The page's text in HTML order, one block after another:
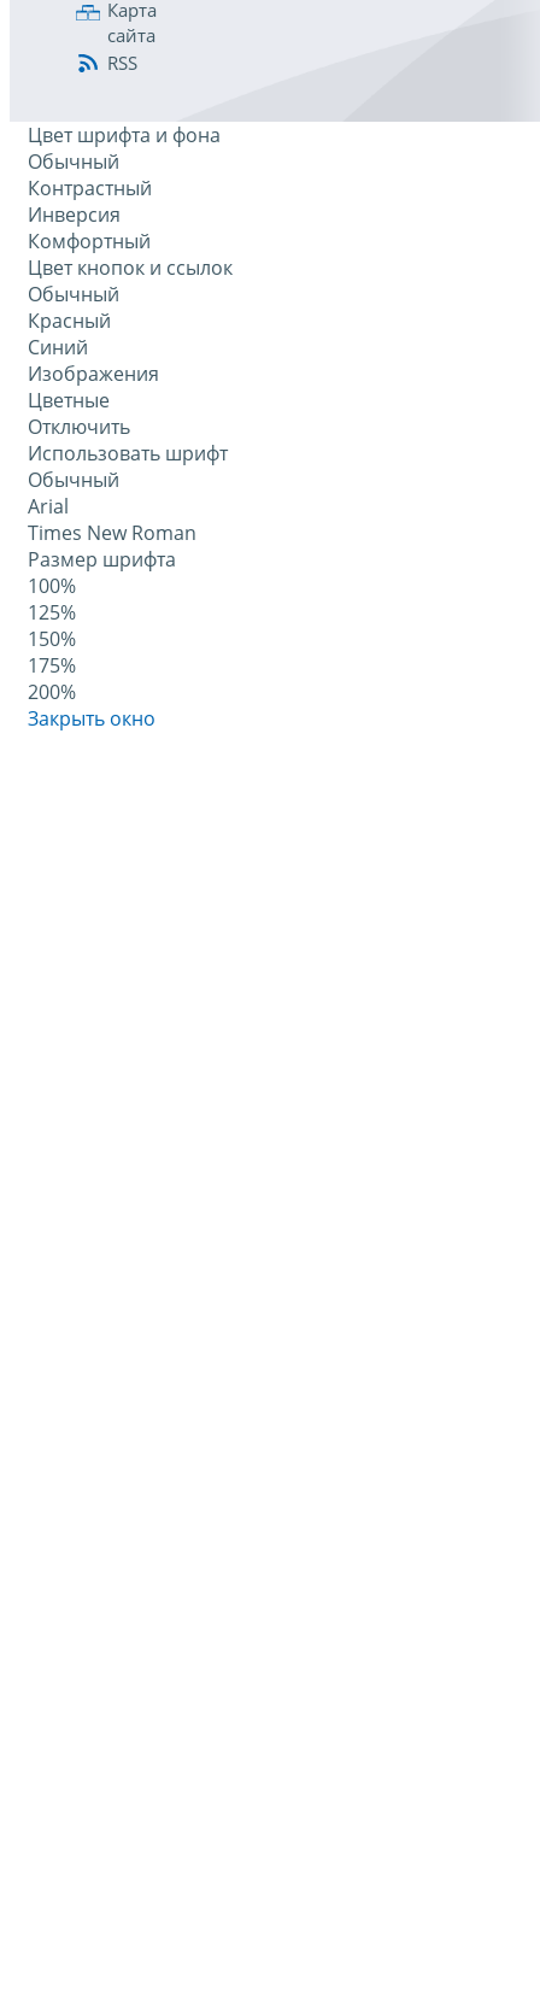
Карта
сайта
RSS
Цвет шрифта и фона
Обычный
Контрастный
Инверсия
Комфортный
Цвет кнопок и ссылок
Обычный
Красный
Синий
Изображения
Цветные
Отключить
Использовать шрифт
Обычный
Arial
Times New Roman
Размер шрифта
100%
125%
150%
175%
200%
Закрыть окно